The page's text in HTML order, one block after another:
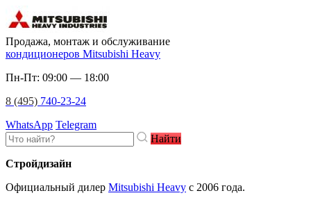
Продажа, монтаж и обслуживание
кондиционеров Mitsubishi Heavy
Пн-Пт: 09:00 — 18:00
8 (495) 740-23-24
WhatsApp Telegram
Найти
Стройдизайн
Официальный дилер Mitsubishi Heavy c 2006 года.